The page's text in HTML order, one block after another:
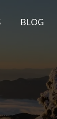
BLOG